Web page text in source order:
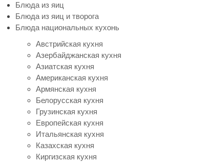
Блюда из яиц
Блюда из яиц и творога
Блюда национальных кухонь
Австрийская кухня
Азербайджанская кухня
Азиатская кухня
Американская кухня
Армянская кухня
Белорусская кухня
Грузинская кухня
Европейская кухня
Итальянская кухня
Казахская кухня
Киргизская кухня